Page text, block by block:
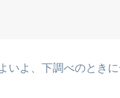
いよ、下調べのとき